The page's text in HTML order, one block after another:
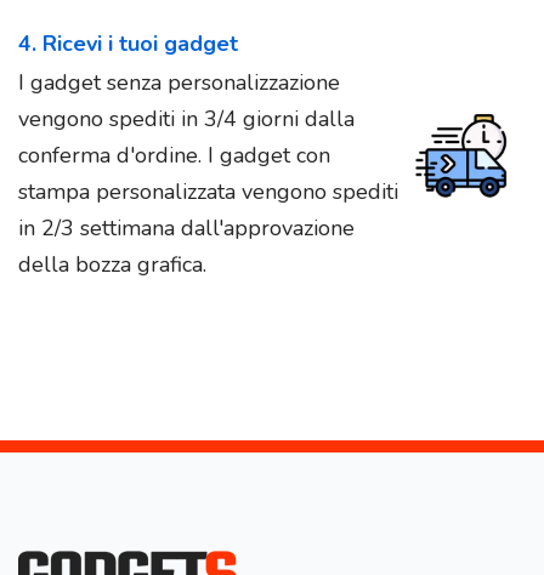
4. Ricevi i tuoi gadget
I gadget senza personalizzazione
vengono spediti in 3/4 giorni dalla
conferma d'ordine. I gadget con
stampa personalizzata vengono spediti
in 2/3 settimana dall'approvazione
della bozza grafica.